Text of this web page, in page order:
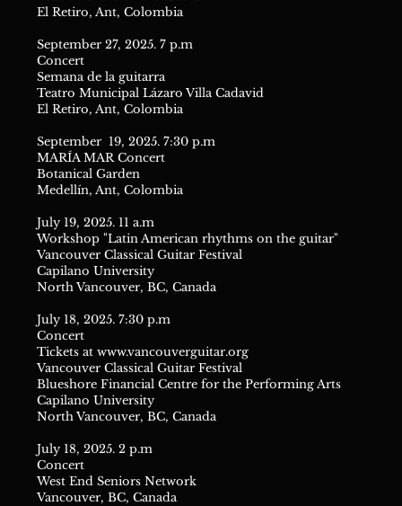
El Retiro, Ant, Colombia
September 27, 2025. 7 p.m
Concert
Semana de la guitarra
Teatro Municipal Lázaro Villa Cadavid
El Retiro, Ant, Colombia
September 19, 2025. 7:30 p.m
MARÍA MAR Concert
Botanical Garden
Medellín, Ant, Colombia
July 19, 2025. 11 a.m
Workshop "Latin American rhythms on the guitar"
Vancouver Classical Guitar Festival
Capilano University
North Vancouver, BC, Canada
July 18, 2025. 7:30 p.m
Concert
Tickets at www.vancouverguitar.org
Vancouver Classical Guitar Festival
Blueshore Financial Centre for the Performing Arts
Capilano University
North Vancouver, BC, Canada
July 18, 2025. 2 p.m
Concert
West End Seniors Network
Vancouver, BC, Canada